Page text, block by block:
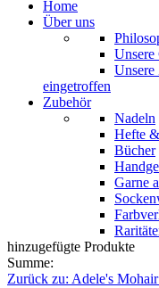
Home
Über uns
Unsere
Unsere
eingetroffen
Zubehör
Nadeln
Hefte
Bücher
Garne
hinzugefügte Produkte
Summe:
Zurück zu: Adele's